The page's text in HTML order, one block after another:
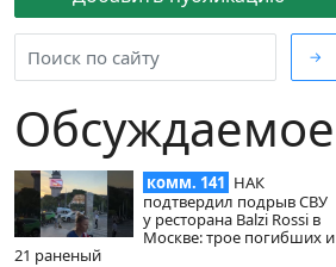
→
Обсуждаемое
комм. 141 НАК
подтвердил подрыв СВУ
у ресторана Balzi Rossi в
Москве: трое погибших и
21 раненый